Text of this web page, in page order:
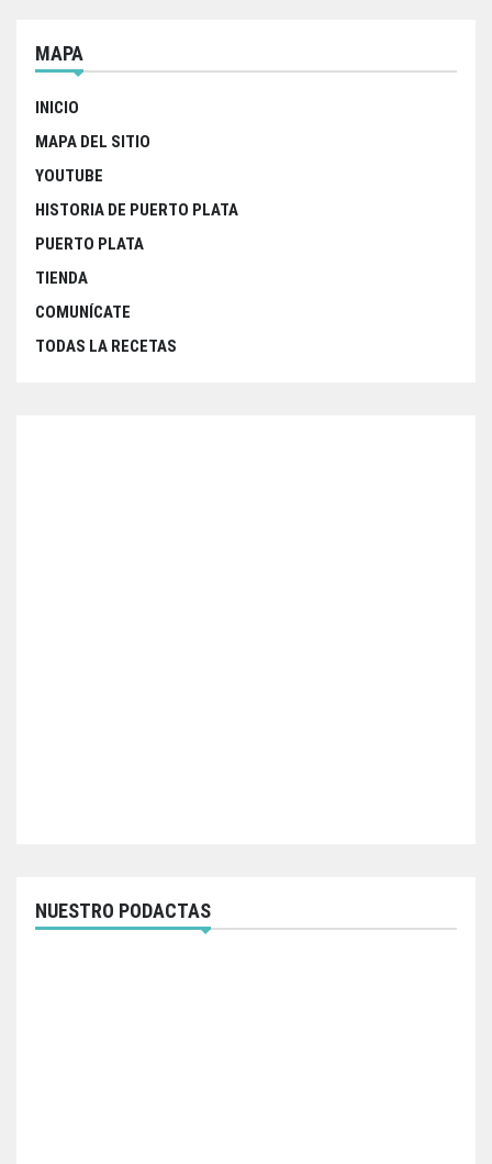
MAPA
INICIO
MAPA DEL SITIO
YOUTUBE
HISTORIA DE PUERTO PLATA
PUERTO PLATA
TIENDA
COMUNÍCATE
TODAS LA RECETAS
NUESTRO PODACTAS